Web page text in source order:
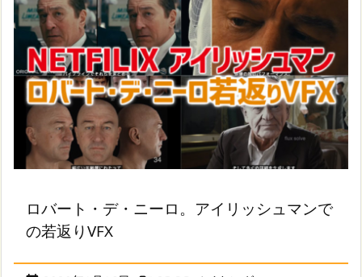
ロバート・デ・ニーロ。アイリッシュマンで
の若返りVFX